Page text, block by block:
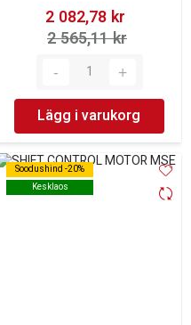
2 082,78 kr‎
2 565,11 kr‎
Lägg i varukorg
Soodushind -20%
Kesklaos
Soodushind -20%
Kesklaos